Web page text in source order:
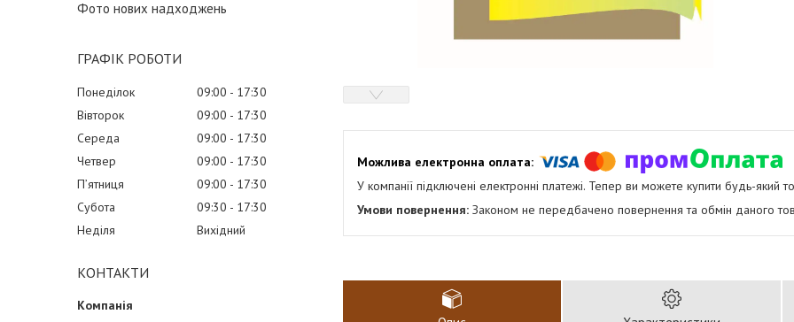
Фото нових надходжень
ГРАФІК РОБОТИ
Понеділок 09:00
17:30
Вівторок
09:00
17:30
Середа
09:00
17:30
Четвер
09:00
17:30
Пʼятниця
09:00
17:30
Субота
09:30
17:30
Неділя
Вихідний
КОНТАКТИ
У компанії підключені електронні платежі. Тепер ви можете купити будь-який
Законом не передбачено повернення та обмін даного